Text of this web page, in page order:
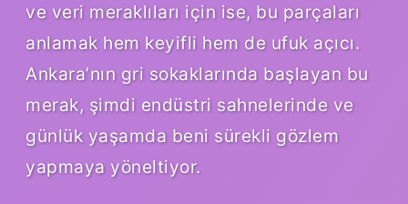
ve veri meraklıları için ise, bu parçaları
anlamak hem keyifli hem de ufuk açıcı.
Ankara’nın gri sokaklarında başlayan bu
merak, şimdi endüstri sahnelerinde ve
günlük yaşamda beni sürekli gözlem
yapmaya yöneltiyor.